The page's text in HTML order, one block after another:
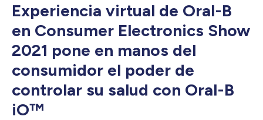
Experiencia virtual de Oral-B
en Consumer Electronics Show
2021 pone en manos del
consumidor el poder de
controlar su salud con Oral-B
iO™